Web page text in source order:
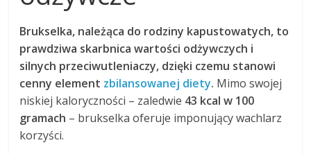
Brukselka, należąca do rodziny kapustowatych, to
prawdziwa skarbnica wartości odżywczych i
silnych przeciwutleniaczy, dzięki czemu stanowi
cenny element zbilansowanej diety. Mimo swojej
niskiej kaloryczności – zaledwie 43 kcal w 100
gramach – brukselka oferuje imponujący wachlarz
korzyści.